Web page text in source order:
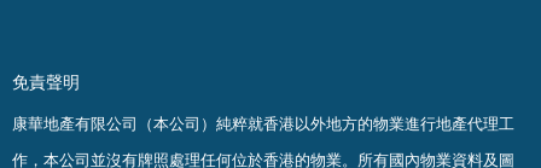
免責聲明
康華地產有限公司（本公司）純粹就香港以外地方的物業進行地產代理工
作，本公司並沒有牌照處理任何位於香港的物業。 所有國內物業資料及圖